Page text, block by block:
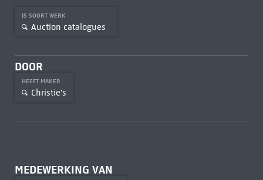
IS SOORT WERK
Auction catalogues
DOOR
HEEFT MAKER
Christie's
MEDEWERKING VAN